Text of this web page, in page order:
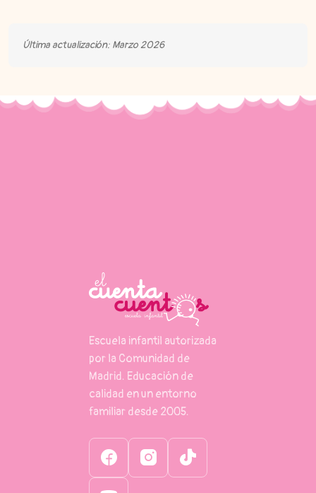
Última actualización: Marzo 2026
Escuela infantil autorizada
por la Comunidad de
Madrid. Educación de
calidad en un entorno
familiar desde 2005.